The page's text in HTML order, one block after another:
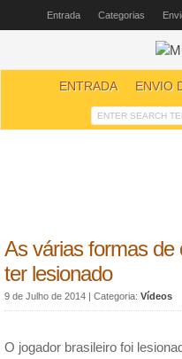
Entrada Categorias
ENTRADA ENVIO
As várias formas
ter lesionado
9 de Julho de 2014 | Categoria: Vídeos
O jogador brasileiro foi